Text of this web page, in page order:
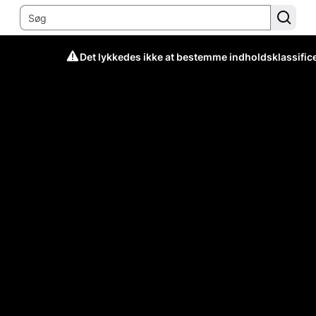
Det lykkedes ikke at bestemme